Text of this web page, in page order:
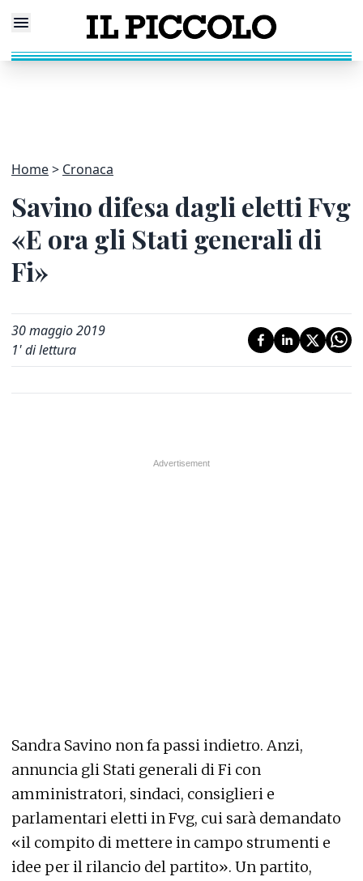
Home Cronaca
Savino difesa dagli eletti Fvg
«E ora gli Stati generali di
Fi»
30 maggio 2019
1' di lettura
Sandra Savino non fa passi indietro. Anzi,
annuncia gli Stati generali di Fi con
amministratori, sindaci, consiglieri e
parlamentari eletti in Fvg, cui sarà demandato
«il compito di mettere in campo strumenti e
idee per il rilancio del partito». Un partito,